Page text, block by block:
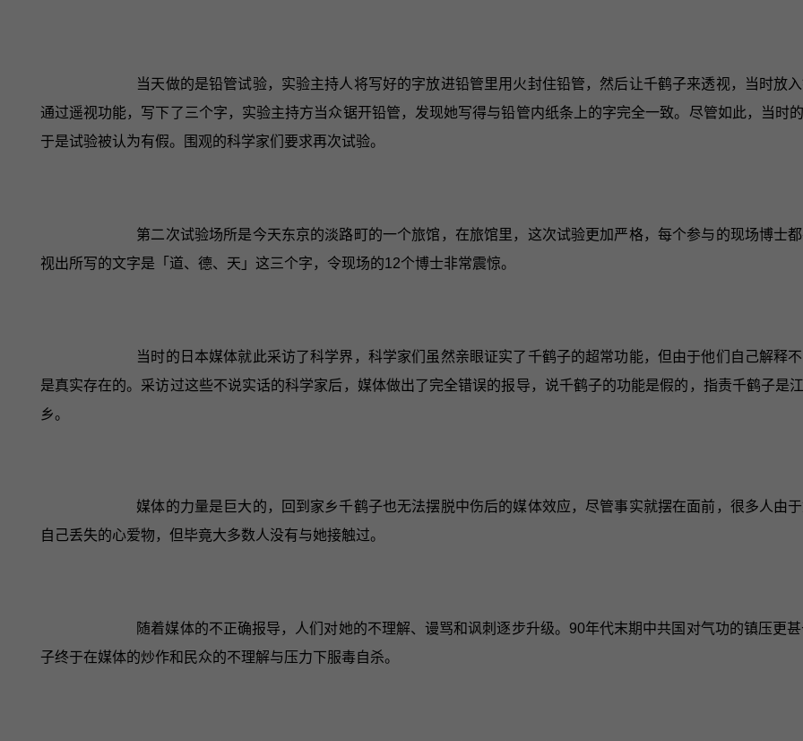
当天做的是铅管试验，实验主持人将写好的字放进铅管里用火封住铅管，然后让千鹤子来透视，当时放
通过遥视功能，写下了三个字，实验主持方当众锯开铅管，发现她写得与铅管内纸条上的字完全一致。尽管如此，当时
于是试验被认为有假。围观的科学家们要求再次试验。
第二次试验场所是今天东京的淡路町的一个旅馆，在旅馆里，这次试验更加严格，每个参与的现场博士
视出所写的文字是「道、德、天」这三个字，令现场的12个博士非常震惊。
当时的日本媒体就此采访了科学界，科学家们虽然亲眼证实了千鹤子的超常功能，但由于他们自己解释
是真实存在的。采访过这些不说实话的科学家后，媒体做出了完全错误的报导，说千鹤子的功能是假的，指责千鹤子是
乡。
媒体的力量是巨大的，回到家乡千鹤子也无法摆脱中伤后的媒体效应，尽管事实就摆在面前，很多人由
自己丢失的心爱物，但毕竟大多数人没有与她接触过。
随着媒体的不正确报导，人们对她的不理解、谩骂和讽刺逐步升级。90年代末期中共国对气功的镇压更
子终于在媒体的炒作和民众的不理解与压力下服毒自杀。